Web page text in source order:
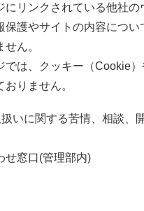
にリンクされている他社の
保護やサイトの内容につい
ん。
では、クッキー（Cookie
りません。
いに関する苦情、相談、
せ窓口(管理部内)